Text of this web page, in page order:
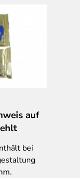
auf
bei